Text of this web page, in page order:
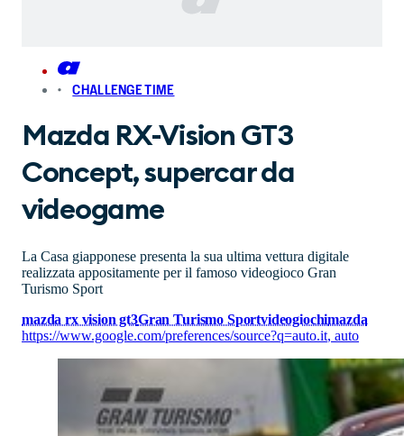
CHALLENGE TIME
Mazda RX-Vision GT3
Concept, supercar da
videogame
La Casa giapponese presenta la sua ultima vettura digitale
realizzata appositamente per il famoso videogioco Gran
Turismo Sport
mazda rx vision gt3Gran Turismo Sportvideogiochimazda
https://www.google.com/preferences/source?q=auto.it, auto